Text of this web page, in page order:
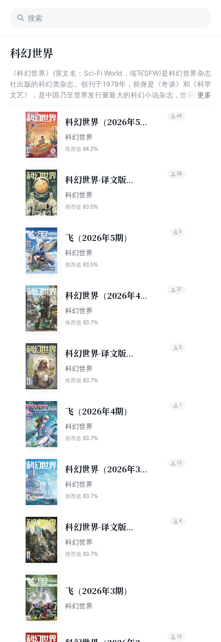
科幻世界
《科幻世界》(英文名：Sci-Fi World，缩写SFW)是科幻世界杂志
社出版的科幻类杂志。创刊于1979年，前身是《奇谈》和《科学
文艺》，是中国乃至世界发行量最大的科幻小说杂志，曾获得“世
百种重点社科期刊”、“双奖期刊”，曾承办过1991年世界科幻协会
年会，是中国科幻期刊中一面历久弥新的金牌。杨潇，阿来，秦莉
曾先后任杂志社社长，其中阿来任社长期间曾以《尘埃落定》获茅
盾文学奖。
科幻世界（2026年5
期）
科幻世界
推荐值 84.2%
68
科幻世界·译文版
（2026年5期）
科幻世界
推荐值 83.5%
28
飞（2026年5期）
科幻世界
推荐值 83.5%
5
科幻世界（2026年4
期）
科幻世界
推荐值 83.7%
37
科幻世界·译文版
（2026年4期）
科幻世界
推荐值 83.7%
5
飞（2026年4期）
科幻世界
推荐值 83.7%
1
科幻世界（2026年3
期）
科幻世界
推荐值 83.7%
13
科幻世界·译文版
（2026年3期）
科幻世界
推荐值 83.7%
4
飞（2026年3期）
科幻世界
12